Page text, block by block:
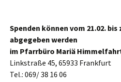
Spenden können vom 21.02. bis
abgegeben werden
im Pfarrbüro Mariä
Linkstraße 45, 65933 Frankfurt
Tel.: 069/ 38 16 06